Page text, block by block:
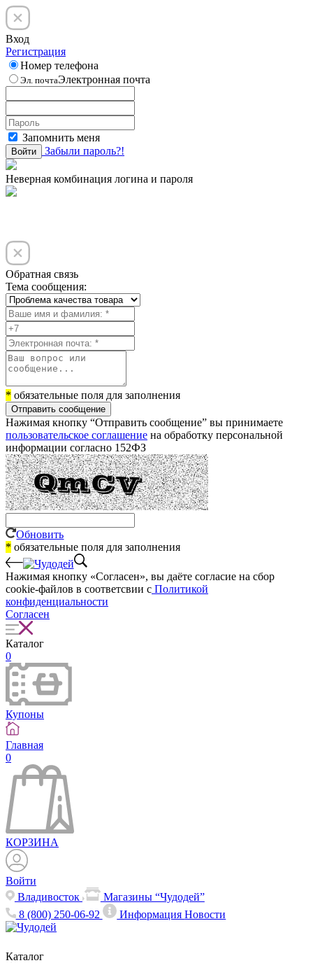
Вход
Регистрация
Номер телефона
Эл. почтаЭлектронная почта
Запомнить меня
Войти Забыли пароль?!
Неверная комбинация логина и пароля
Обратная связь
Тема сообщения:
* обязательные поля для заполнения
Отправить сообщение
Нажимая кнопку “Отправить сообщение” вы принимаете
пользовательское соглашение на обработку персональной
информации согласно 152ФЗ
Обновить
* обязательные поля для заполнения
Нажимая кнопку «Согласен», вы даёте cогласие на сбор
cookie-файлов в соответсвии с Политикой
конфиденциальности
Согласен
Каталог
0
Купоны
Главная
0
КОРЗИНА
Войти
Владивосток
Магазины “Чудодей”
8 (800) 250-06-92
ИнформацияНовости
Каталог